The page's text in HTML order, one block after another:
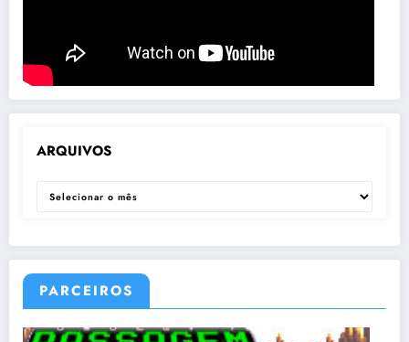
ARQUIVOS
ARQUIVOS
PARCEIROS